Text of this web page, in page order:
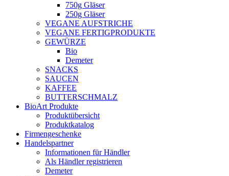
750g Gläser
250g Gläser
VEGANE AUFSTRICHE
VEGANE FERTIGPRODUKTE
GEWÜRZE
Bio
Demeter
SNACKS
SAUCEN
KAFFEE
BUTTERSCHMALZ
BioArt Produkte
Produktübersicht
Produktkatalog
Firmengeschenke
Handelspartner
Informationen für Händler
Als Händler registrieren
Demeter